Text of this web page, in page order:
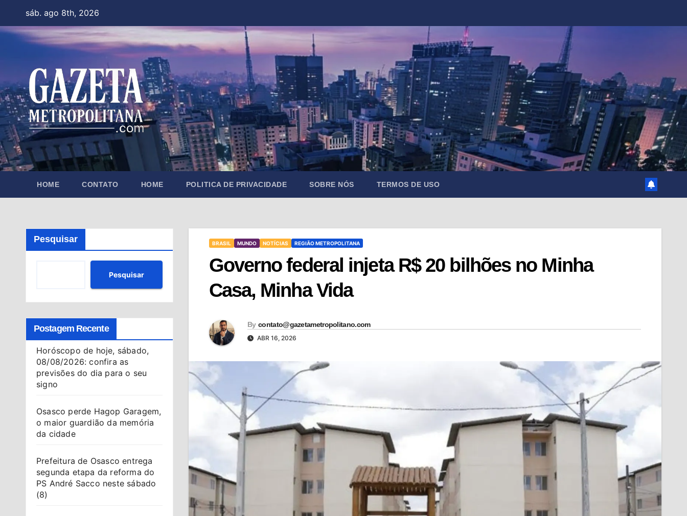
content
sáb. ago 8th, 2026
HOME CONTATO HOME POLITICA DE PRIVACIDADE SOBRE NÓS TERMOS DE USO
Pesquisar
Pesquisar
Postagem Recente
Horóscopo de hoje, sábado,
08/08/2026: confira as
previsões do dia para o seu
signo
Osasco perde Hagop Garagem,
o maior guardião da memória
da cidade
Prefeitura de Osasco entrega
segunda etapa da reforma do
PS André Sacco neste sábado
(8)
BRASIL MUNDO NOTÍCIAS REGIÃO METROPOLITANA
Governo federal injeta R$ 20 bilhões no Minha
Casa, Minha Vida
By contato@gazetametropolitano.com
ABR 16, 2026